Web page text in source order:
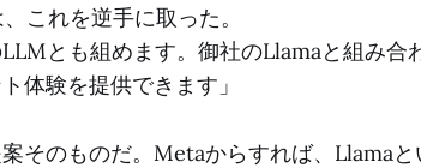
これを逆手に取った。
LLMとも組めます。御社のLlamaと組み
体験を提供できます」
そのものだ。Metaからすれば、Llama